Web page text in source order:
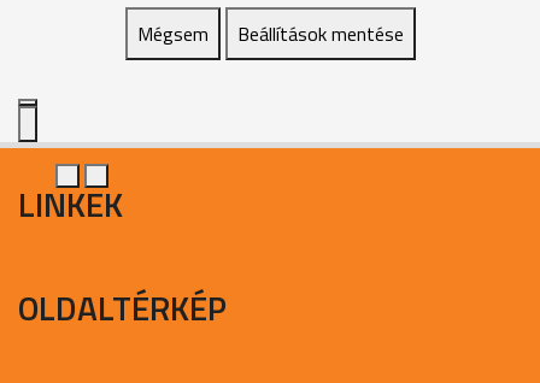
Mégsem Beállítások mentése
LINKEK
OLDALTÉRKÉP